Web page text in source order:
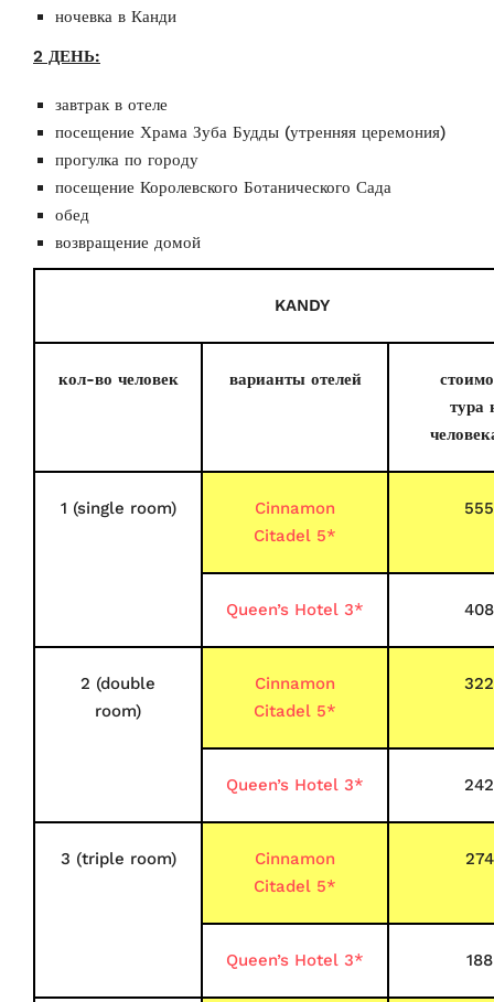
ночевка в Канди
2 ДЕНЬ:
завтрак в отеле
посещение Храма Зуба Будды (утренняя церемония)
прогулка по городу
посещение Королевского Ботанического Сада
обед
возвращение домой
KANDY
кол-во человек варианты отелей
тура
1 (single room)
Cinnamon
Citadel 5*
555
Queen’s Hotel 3* 408
2 (double
room)
Cinnamon
Citadel 5*
322
Queen’s Hotel 3* 242
3 (triple room)
Cinnamon
Citadel 5*
274
Queen’s Hotel 3* 188